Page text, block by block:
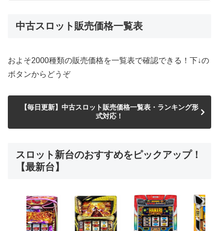
中古スロット販売価格一覧表
およそ2000種類の販売価格を一覧表で確認できる！下↓の
ボタンからどうぞ
【毎日更新】中古スロット販売価格一覧表・ランキング形
式対応！
スロット新台のおすすめをピックアップ！
【最新台】